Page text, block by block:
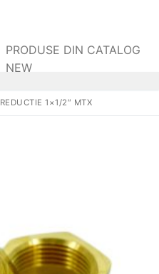
PRODUSE DIN CATALOG
NEW
REDUCTIE 1×1/2″ MTX